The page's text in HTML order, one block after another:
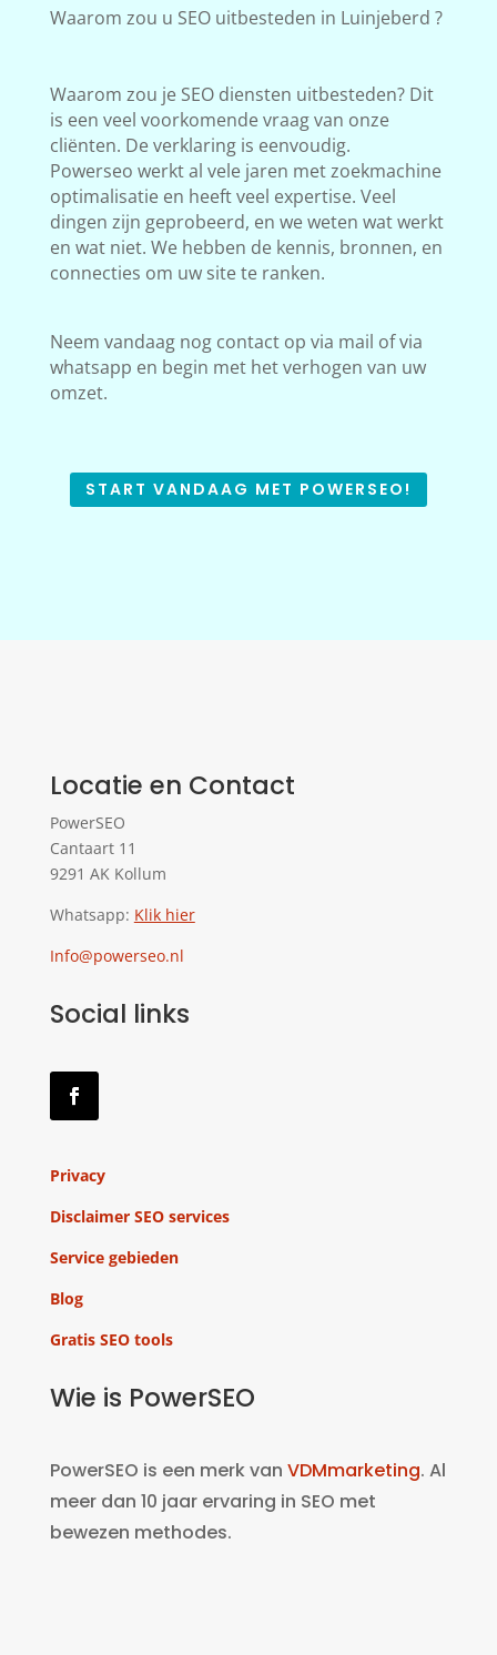
Waarom zou u SEO uitbesteden in Luinjeberd ?
Waarom zou je SEO diensten uitbesteden? Dit
is een veel voorkomende vraag van onze
cliënten. De verklaring is eenvoudig.
Powerseo werkt al vele jaren met zoekmachine
optimalisatie en heeft veel expertise. Veel
dingen zijn geprobeerd, en we weten wat werkt
en wat niet. We hebben de kennis, bronnen, en
connecties om uw site te ranken.
Neem vandaag nog contact op via mail of via
whatsapp en begin met het verhogen van uw
omzet.
START VANDAAG MET POWERSEO!
Locatie en Contact
PowerSEO
Cantaart 11
9291 AK Kollum
Whatsapp: Klik hier
Info@powerseo.nl
Social links
Privacy
Disclaimer SEO services
Service gebieden
Blog
Gratis SEO tools
Wie is PowerSEO
PowerSEO is een merk van VDMmarketing. Al
meer dan 10 jaar ervaring in SEO met
bewezen methodes.